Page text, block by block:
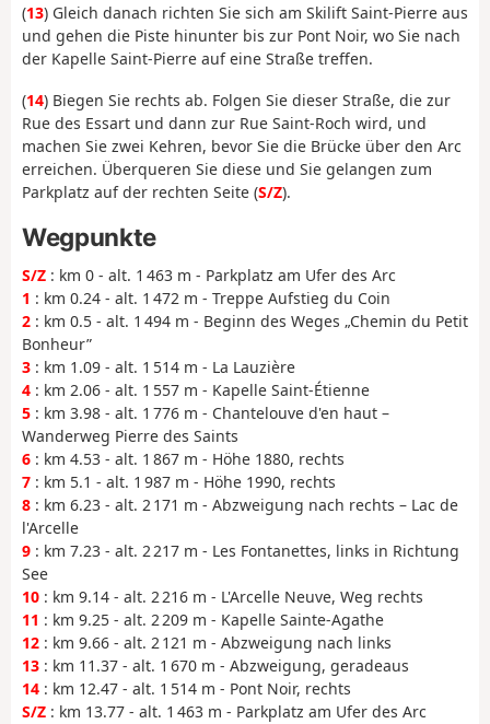
(13) Gleich danach richten Sie sich am Skilift Saint-Pierre aus
und gehen die Piste hinunter bis zur Pont Noir, wo Sie nach
der Kapelle Saint-Pierre auf eine Straße treffen.
(14) Biegen Sie rechts ab. Folgen Sie dieser Straße, die zur
Rue des Essart und dann zur Rue Saint-Roch wird, und
machen Sie zwei Kehren, bevor Sie die Brücke über den Arc
erreichen. Überqueren Sie diese und Sie gelangen zum
Parkplatz auf der rechten Seite (S/Z).
Wegpunkte
S/Z : km 0 - alt. 1 463 m - Parkplatz am Ufer des Arc
1 : km 0.24 - alt. 1 472 m - Treppe Aufstieg du Coin
2 : km 0.5 - alt. 1 494 m - Beginn des Weges „Chemin du Petit
Bonheur”
3 : km 1.09 - alt. 1 514 m - La Lauzière
4 : km 2.06 - alt. 1 557 m - Kapelle Saint-Étienne
5 : km 3.98 - alt. 1 776 m - Chantelouve d'en haut –
Wanderweg Pierre des Saints
6 : km 4.53 - alt. 1 867 m - Höhe 1880, rechts
7 : km 5.1 - alt. 1 987 m - Höhe 1990, rechts
8 : km 6.23 - alt. 2 171 m - Abzweigung nach rechts – Lac de
l'Arcelle
9 : km 7.23 - alt. 2 217 m - Les Fontanettes, links in Richtung
See
10 : km 9.14 - alt. 2 216 m - L'Arcelle Neuve, Weg rechts
11 : km 9.25 - alt. 2 209 m - Kapelle Sainte-Agathe
12 : km 9.66 - alt. 2 121 m - Abzweigung nach links
13 : km 11.37 - alt. 1 670 m - Abzweigung, geradeaus
14 : km 12.47 - alt. 1 514 m - Pont Noir, rechts
S/Z : km 13.77 - alt. 1 463 m - Parkplatz am Ufer des Arc